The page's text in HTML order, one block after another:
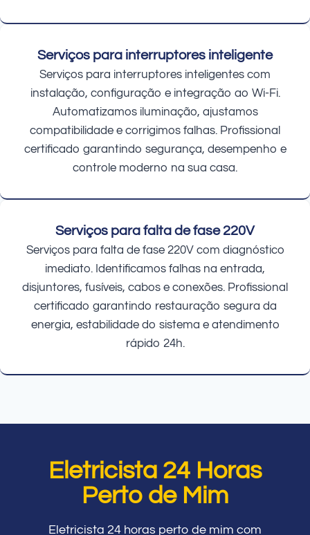
Serviços para interruptores inteligente
Serviços para interruptores inteligentes com
instalação, configuração e integração ao Wi-Fi.
Automatizamos iluminação, ajustamos
compatibilidade e corrigimos falhas. Profissional
certificado garantindo segurança, desempenho e
controle moderno na sua casa.
Serviços para falta de fase 220V
Serviços para falta de fase 220V com diagnóstico
imediato. Identificamos falhas na entrada,
disjuntores, fusíveis, cabos e conexões. Profissional
certificado garantindo restauração segura da
energia, estabilidade do sistema e atendimento
rápido 24h.
Eletricista 24 Horas
Perto de Mim
Eletricista 24 horas perto de mim com